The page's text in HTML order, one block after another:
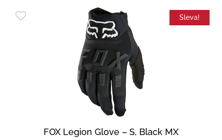
Sleva!
FOX Legion Glove – S, Black MX